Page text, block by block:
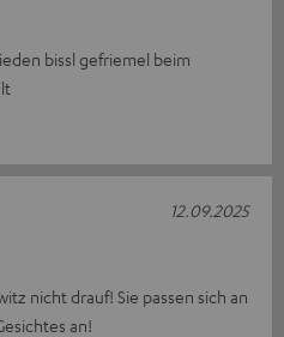
bissl gefriemel beim
nicht drauf! Sie passen sich an
an!
12.09.2025